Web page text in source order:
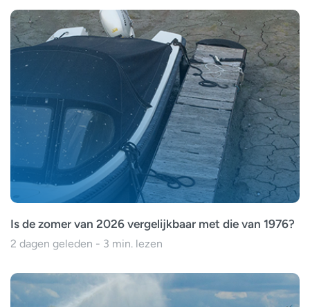
Is de zomer van 2026 vergelijkbaar met die van 1976?
2 dagen geleden - 3 min. lezen